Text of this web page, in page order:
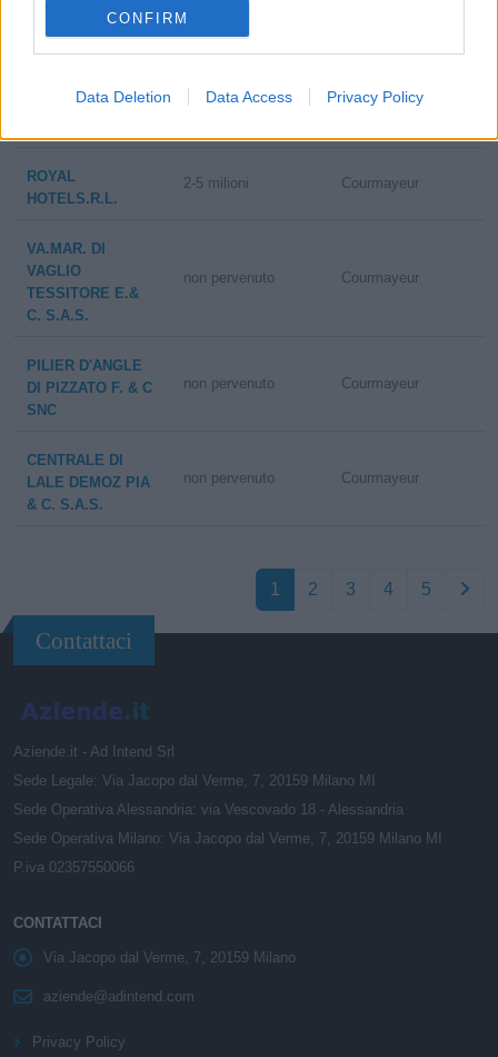
CONFIRM
Data Deletion Data Access Privacy Policy
PAVILLON SNC DI
TRUCHET RENZO
& C.
non pervenuto
AUBERGE DE LA
5-10 milioni Courmayeur
ROYAL
HOTELS.R.L.
2-5 milioni Courmayeur
VA.MAR. DI
VAGLIO
TESSITORE E.&
C. S.A.S.
non pervenuto Courmayeur
PILIER D'ANGLE
DI PIZZATO F. & C
SNC
non pervenuto Courmayeur
CENTRALE DI
LALE DEMOZ PIA
& C. S.A.S.
non pervenuto Courmayeur
1 2 3 4 5
Contattaci
Aziende.it - Ad Intend Srl
Sede Legale: Via Jacopo dal Verme, 7, 20159 Milano MI
Sede Operativa Alessandria: via Vescovado 18 - Alessandria
Sede Operativa Milano: Via Jacopo dal Verme, 7, 20159 Milano MI
P.iva 02357550066
CONTATTACI
Via Jacopo dal Verme, 7, 20159 Milano
aziende@adintend.com
Privacy Policy